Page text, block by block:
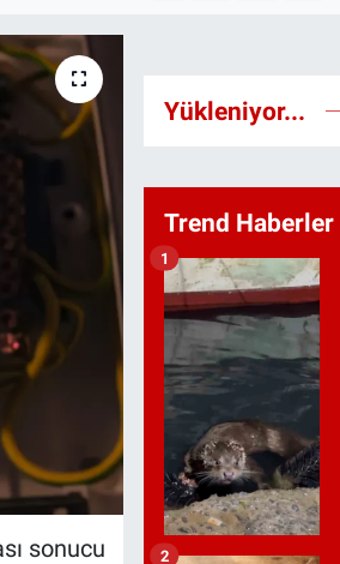
sonucu
Yükleniyor...
Trend Haberler
1
2